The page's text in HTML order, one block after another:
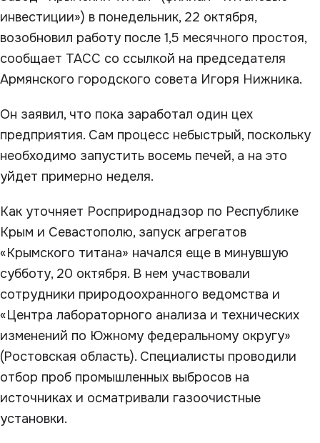
инвестиции») в понедельник, 22 октября,
возобновил работу после 1,5 месячного простоя,
сообщает ТАСС со ссылкой на председателя
Армянского городского совета Игоря Нижника.
Он заявил, что пока заработал один цех
предприятия. Сам процесс небыстрый, поскольку
необходимо запустить восемь печей, а на это
уйдет примерно неделя.
Как уточняет Росприроднадзор по Республике
Крым и Севастополю, запуск агрегатов
«Крымского титана» начался еще в минувшую
субботу, 20 октября. В нем участвовали
сотрудники природоохранного ведомства и
«Центра лабораторного анализа и технических
изменений по Южному федеральному округу»
(Ростовская область). Специалисты проводили
отбор проб промышленных выбросов на
источниках и осматривали газоочистные
установки.